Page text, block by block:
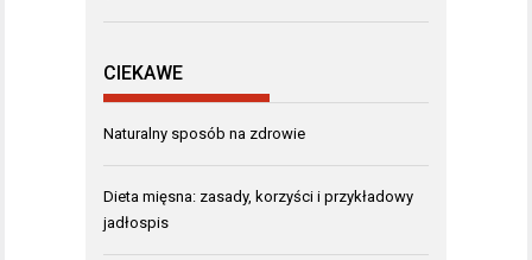
CIEKAWE
Naturalny sposób na zdrowie
Dieta mięsna: zasady, korzyści i przykładowy
jadłospis